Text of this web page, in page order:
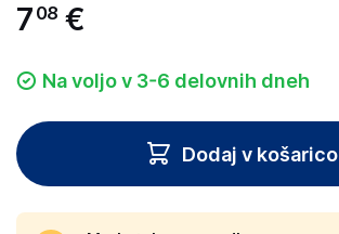
7 08 €
Na voljo v 3-6 delovnih dneh
Dodaj v košarico